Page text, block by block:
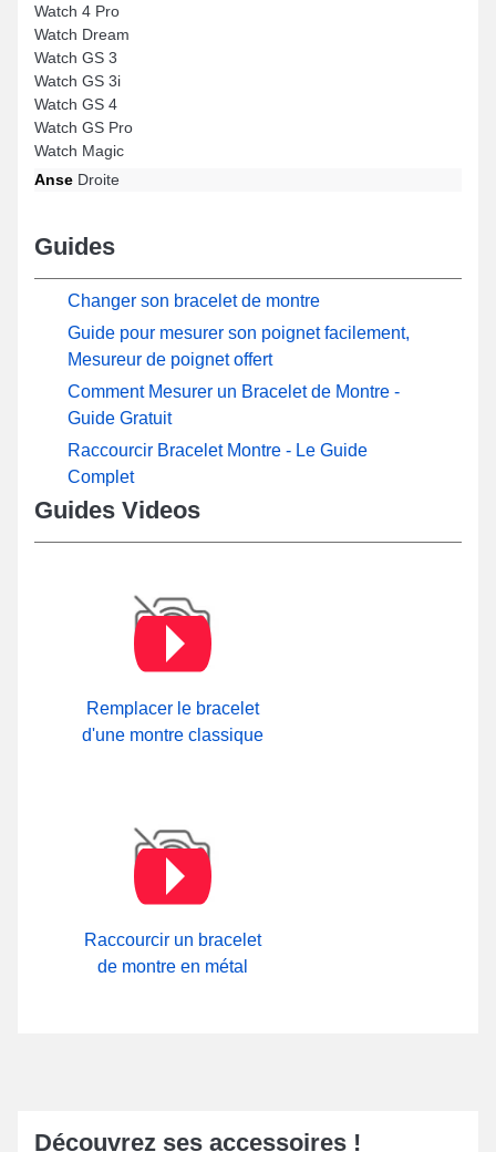
Watch 4 Pro
Watch Dream
Watch GS 3
Watch GS 3i
Watch GS 4
Watch GS Pro
Watch Magic
Anse Droite
Guides
Changer son bracelet de montre
Guide pour mesurer son poignet facilement,
Mesureur de poignet offert
Comment Mesurer un Bracelet de Montre -
Guide Gratuit
Raccourcir Bracelet Montre - Le Guide
Complet
Guides Videos
Remplacer le bracelet
d'une montre classique
Raccourcir un bracelet
de montre en métal
Découvrez ses accessoires !